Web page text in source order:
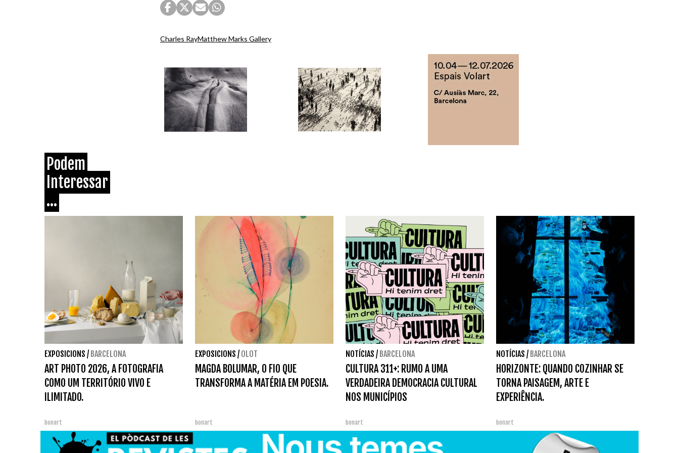
Charles RayMatthew Marks Gallery
Podem
Interessar
...
EXPOSICIONS / BARCELONA
ART PHOTO 2026, A FOTOGRAFIA
COMO UM TERRITÓRIO VIVO E
ILIMITADO.
bonart
EXPOSICIONS / OLOT
MAGDA BOLUMAR, O FIO QUE
TRANSFORMA A MATÉRIA EM POESIA.
bonart
NOTÍCIAS / BARCELONA
CULTURA 311+: RUMO A UMA
VERDADEIRA DEMOCRACIA CULTURAL
NOS MUNICÍPIOS
bonart
NOTÍCIAS / BARCELONA
HORIZONTE: QUANDO COZINHAR SE
TORNA PAISAGEM, ARTE E
EXPERIÊNCIA.
bonart